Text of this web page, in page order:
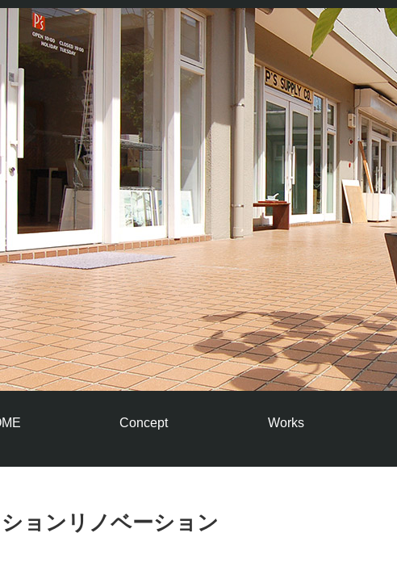
Concept Works
ョンリノベーション